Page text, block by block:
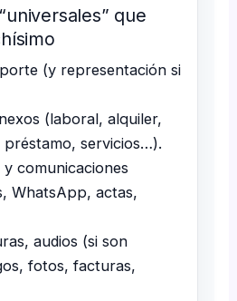
que
(y representación si
(laboral, alquiler,
servicios…).
comunicaciones
WhatsApp, actas,
audios (si son
fotos, facturas,